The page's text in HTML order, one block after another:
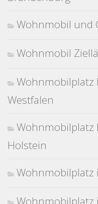
Wohnmobil und
Wohnmobil
Wohnmobilplatz
Westfalen
Wohnmobilplatz
Holstein
Wohnmobilplatz
Wohnmobilplatz